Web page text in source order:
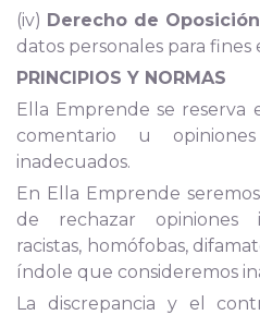
(iv) Derecho de
datos personales para fines
PRINCIPIOS Y NORMAS
Ella Emprende se
comentario u
inadecuados.
En Ella Emprende
de rechazar opiniones
racistas, homófobas,
índole que consideremos
La discrepancia y el